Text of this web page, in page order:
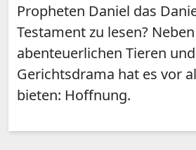
Propheten Daniel das
Testament zu lesen?
abenteuerlichen Tieren
Gerichtsdrama hat es vor
bieten: Hoffnung.